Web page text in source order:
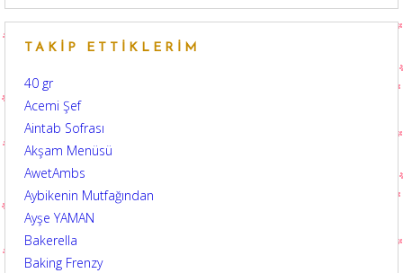
TAKIP ETTIKLERIM
40 gr
Acemi Şef
Aintab Sofrası
Akşam Menüsü
AwetAmbs
Aybikenin Mutfağından
Ayşe YAMAN
Bakerella
Baking Frenzy